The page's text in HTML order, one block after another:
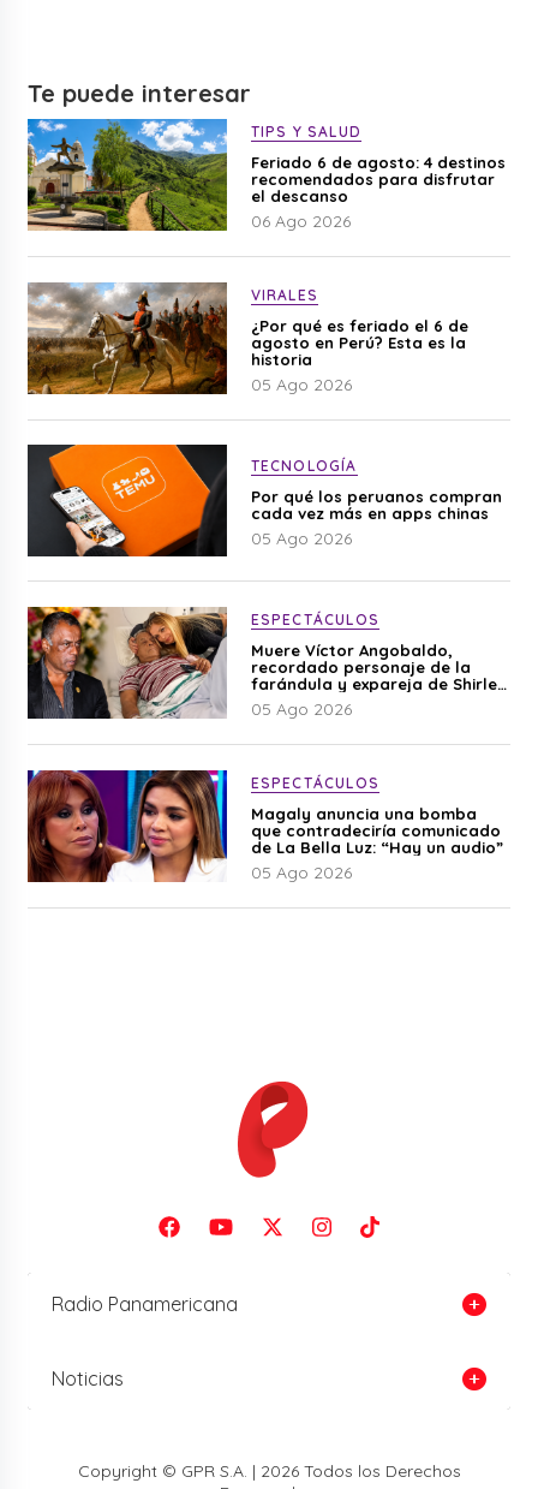
Te puede interesar
TIPS Y SALUD
Feriado 6 de agosto: 4 destinos
recomendados para disfrutar
el descanso
06 Ago 2026
VIRALES
¿Por qué es feriado el 6 de
agosto en Perú? Esta es la
historia
05 Ago 2026
TECNOLOGÍA
Por qué los peruanos compran
cada vez más en apps chinas
05 Ago 2026
ESPECTÁCULOS
Muere Víctor Angobaldo,
recordado personaje de la
farándula y expareja de Shirley
Cherres
05 Ago 2026
ESPECTÁCULOS
Magaly anuncia una bomba
que contradeciría comunicado
de La Bella Luz: “Hay un audio”
05 Ago 2026
Radio Panamericana
Noticias
Copyright © GPR S.A. | 2026 Todos los Derechos